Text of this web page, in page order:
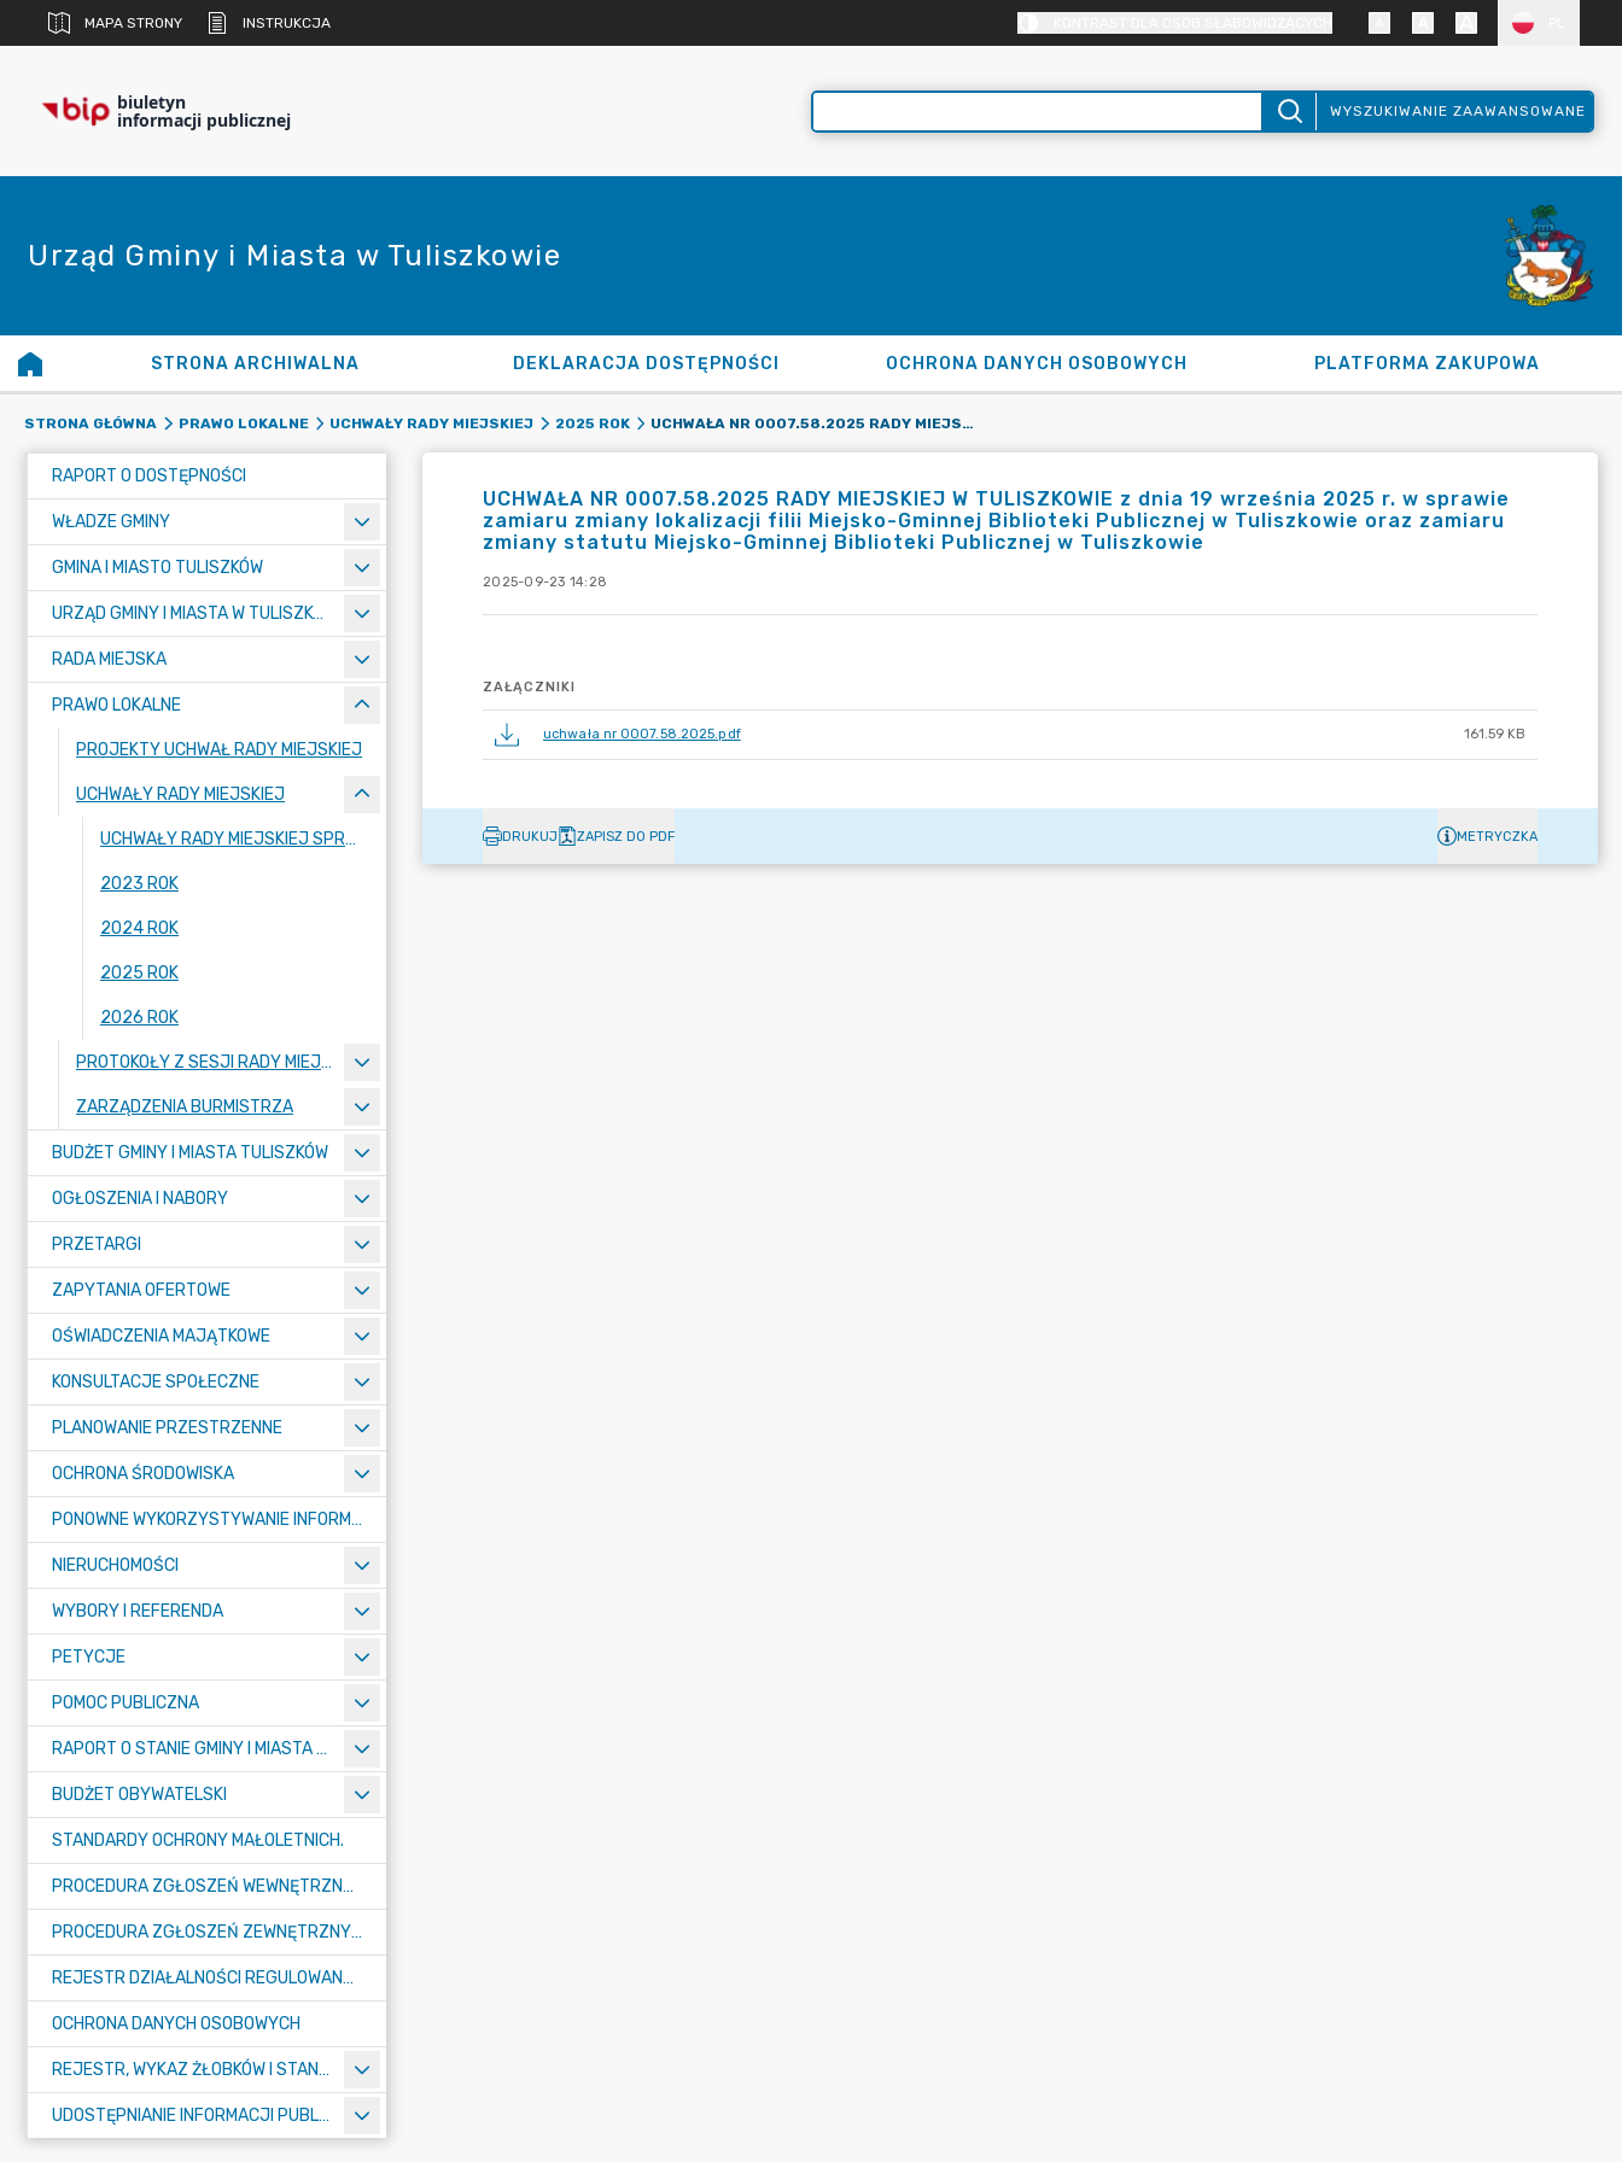
MAPA STRONY INSTRUKCJA
biuletyn
informacji publicznej WYSZUKIWANIE ZAAWANSOWANE
Urząd Gminy i Miasta w Tuliszkowie
STRONA ARCHIWALNA DEKLARACJA DOSTĘPNOŚCI OCHRONA DANYCH OSOBOWYCH PLATFORMA ZAKUPOWA
STRONA GŁÓWNA PRAWO LOKALNE UCHWAŁY RADY MIEJSKIEJ 2025 ROK UCHWAŁA NR 0007.58.2025 RADY MIEJSKIEJ W TULISZKOWIE Z DNIA 19 WRZEŚNIA 2025 R. W SPRAWIE ZAMIARU ZMIANY LOKALIZACJI FILII MIEJSKO-GMINNEJ BIBLIOTEKI PUBLICZNEJ W TULISZKOWIE ORAZ ZAMIARU ZMIANY STATUTU MIEJSKO-GMINNEJ BIBLIOTEKI PUBLICZNEJ W TULISZKOWIE
RAPORT O DOSTĘPNOŚCI
WŁADZE GMINY
GMINA I MIASTO TULISZKÓW
URZĄD GMINY I MIASTA W TULISZKOWIE
RADA MIEJSKA
PRAWO LOKALNE
PROJEKTY UCHWAŁ RADY MIEJSKIEJ
UCHWAŁY RADY MIEJSKIEJ
UCHWAŁY RADY MIEJSKIEJ SPRZED ROKU 2023
2023 ROK
2024 ROK
2025 ROK
2026 ROK
PROTOKOŁY Z SESJI RADY MIEJSKIEJ
ZARZĄDZENIA BURMISTRZA
BUDŻET GMINY I MIASTA TULISZKÓW
OGŁOSZENIA I NABORY
PRZETARGI
ZAPYTANIA OFERTOWE
OŚWIADCZENIA MAJĄTKOWE
KONSULTACJE SPOŁECZNE
PLANOWANIE PRZESTRZENNE
OCHRONA ŚRODOWISKA
PONOWNE WYKORZYSTYWANIE INFORMACJI SEKTORA PUBLICZNEGO
NIERUCHOMOŚCI
WYBORY I REFERENDA
PETYCJE
POMOC PUBLICZNA
RAPORT O STANIE GMINY I MIASTA TULISZKÓW
BUDŻET OBYWATELSKI
STANDARDY OCHRONY MAŁOLETNICH.
PROCEDURA ZGŁOSZEŃ WEWNĘTRZNYCH W URZĘDZIE GMINY I MIASTA W TULISZKOWIE
PROCEDURA ZGŁOSZEŃ ZEWNĘTRZNYCH
REJESTR DZIAŁALNOŚCI REGULOWANEJ
OCHRONA DANYCH OSOBOWYCH
REJESTR, WYKAZ ŻŁOBKÓW I STANDARDY OPIEKI NAD DZIEĆMI W WIEKU DO LAT 3
UDOSTĘPNIANIE INFORMACJI PUBLICZNEJ
UCHWAŁA NR 0007.58.2025 RADY MIEJSKIEJ W TULISZKOWIE z dnia 19 września 2025 r. w sprawie
zamiaru zmiany lokalizacji filii Miejsko-Gminnej Biblioteki Publicznej w Tuliszkowie oraz zamiaru
zmiany statutu Miejsko-Gminnej Biblioteki Publicznej w Tuliszkowie
2025-09-23 14:28
ZAŁĄCZNIKI
uchwała nr 0007.58.2025.pdf 161.59 KB
DRUKUJ ZAPISZ DO PDF METRYCZKA